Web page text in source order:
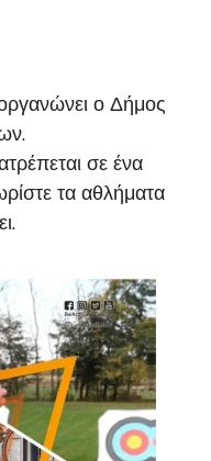
ο Δήμος
σε ένα
τα αθλήματα